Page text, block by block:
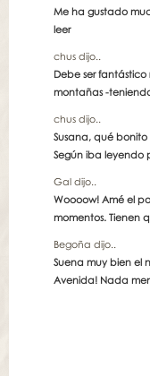
Me ha gustado
leer
chus dijo..
Debe ser fantástico
montañas -
chus dijo..
Susana, qué bonito
Según iba leyendo
Gal dijo..
Woooow! Amé el
momentos. Tienen
Begoña dijo..
Suena muy bien el
Avenida! Nada